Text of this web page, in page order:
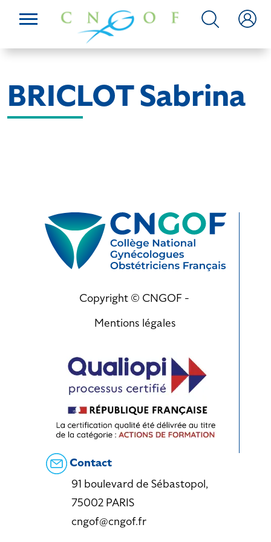
BRICLOT Sabrina
Copyright © CNGOF -
Mentions légales
Contact
91 boulevard de Sébastopol,
75002 PARIS
cngof@cngof.fr